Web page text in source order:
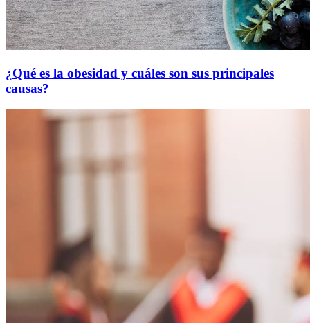
¿Qué es la obesidad y cuáles son sus principales
causas?